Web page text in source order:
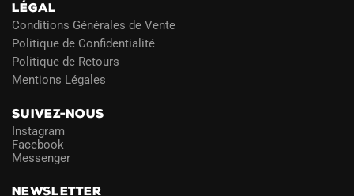
LÉGAL
Conditions Générales de Vente
Politique de Confidentialité
Politique de Retours
Mentions Légales
SUIVEZ-NOUS
Instagram
Facebook
Messenger
NEWSLETTER